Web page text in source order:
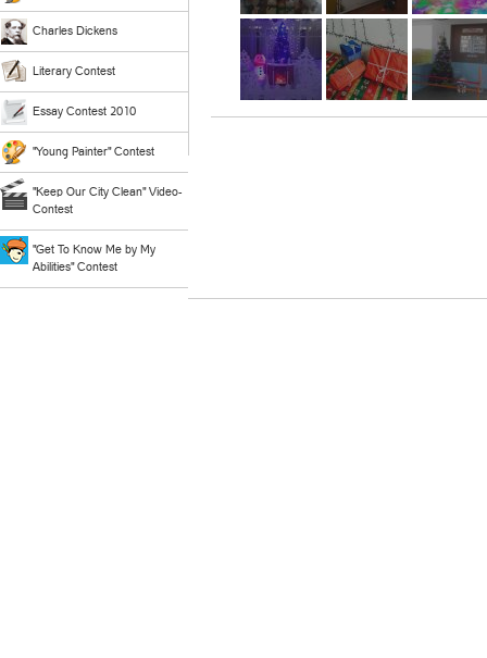
Charles Dickens
Literary Contest
Essay Contest 2010
"Young Painter" Contest
"Keep Our City Clean" Video-
Contest
"Get To Know Me by My
Abilities" Contest